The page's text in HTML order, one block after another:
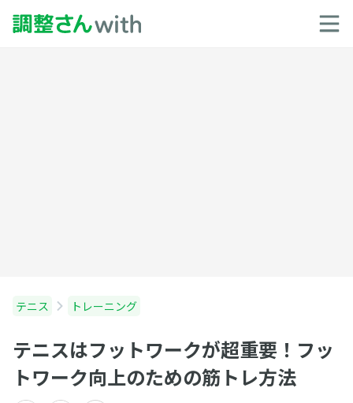
テニス トレーニング
テニスはフットワークが超重要！フッ
トワーク向上のための筋トレ方法